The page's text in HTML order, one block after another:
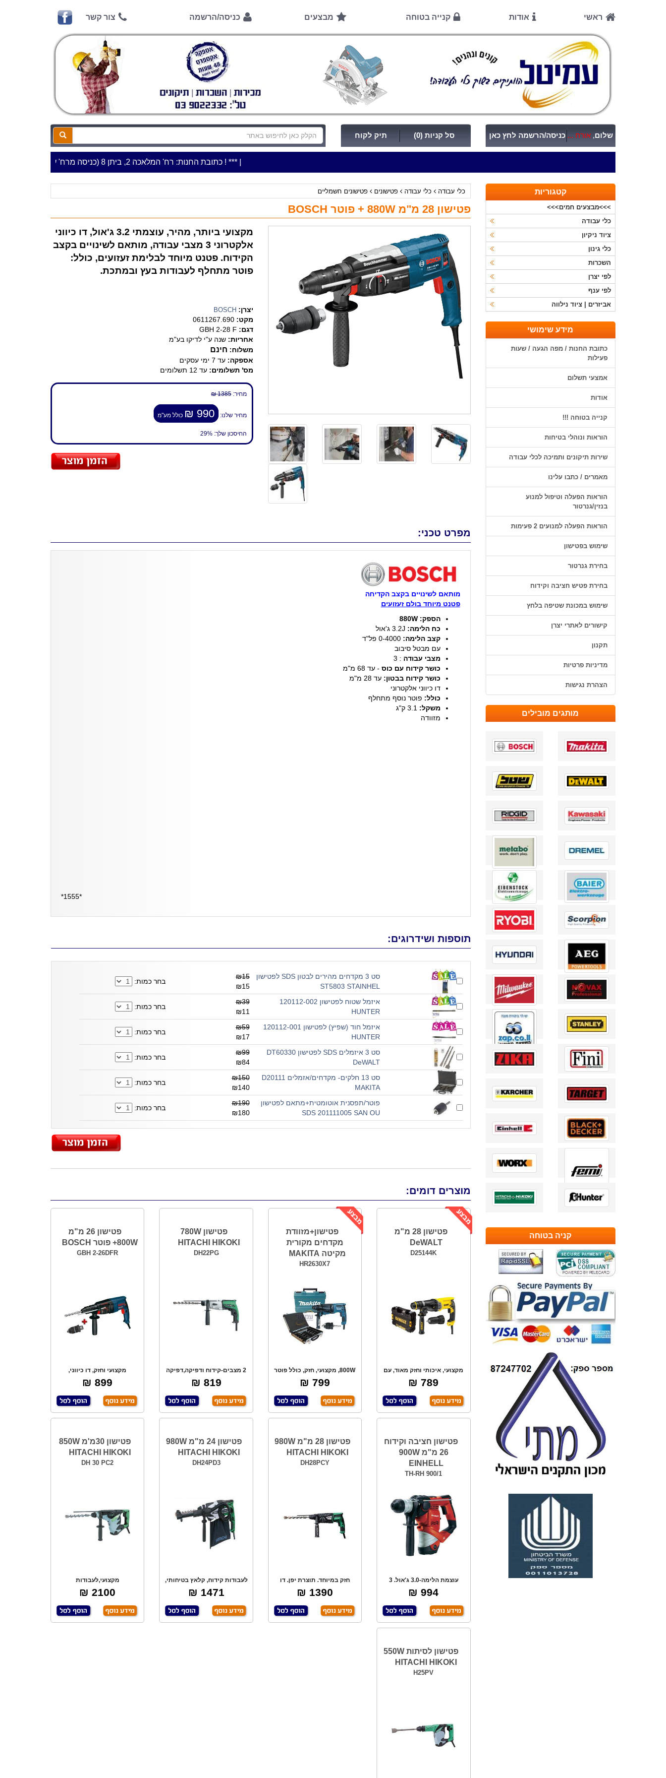
ראשי אודות קנייה בטוחה מבצעים כניסה/הרשמה צור קשר
סל קניות (0) תיק לקוח שלום, אורח ... כניסה/הרשמה לחץ כאן
***כתובת החנות: רח' המלאכה 2, ביתן 8 (כניסה מרח' עמל 5) א.ת.פארק אפק, ראש העין***
כלי עבודה כלי עבודה פטישונים פטישונים חשמליים
פטישון 28 מ"מ 880W + פוטר BOSCH
מקצועי ביותר, מהיר, עוצמתי 3.2 ג'אול, דו כיווני
אלקטרוני 3 מצבי עבודה, מותאם לשינויים בקצב
הקידוח. פטנט מיוחד לבלימת זעזועים, כולל:
פוטר מתחלף לעבודות בעץ ובמתכת.
יצרן:BOSCH
מקט:0611267.690
דגם: GBH 2-28 F
אחריות:שנה ע"י לדיקו בע"מ
משלוח: חינם
אספקה:עד 7 ימי עסקים
מס' תשלומים:עד 12 תשלומים
מחיר:1385 ₪
מחיר שלנו: 990 ₪ כולל מע"מ
החיסכון שלך:29%
מפרט טכני:
מותאם לשינויים בקצב הקדיחה
פטנט מיוחד בולם זעזועים
הספק: 880W
כח הלימה: 3.2J ג'אול
קצב הלימה: 0-4000 פל"ד
עם מבטל סיבוב
מצבי עבודה : 3
כושר קידוח עם כוס - עד 68 מ"מ
כושר קידוח בבטון: עד 28 מ"מ
דו כיווני אלקטרוני
כולל: פוטר נוסף מתחלף
משקל:
מזוודה
*1555*
תוספות ושידרוגים:
סט 3 מקדחים מהירים לבטון SDS לפטישון
ST5803 STAINHEL
₪15
₪15
בחר כמות:
איזמל שטוח לפטישון 120112-002
HUNTER
₪39
בחר כמות:
איזמל חוד (שפיץ) לפטישון 120112-001
HUNTER
₪59
בחר כמות:
סט 3 איזמלים SDS לפטישון DT60330
DeWALT
₪99
₪84
בחר כמות:
סט 13 חלקים- מקדחים/אזמלים D20111
MAKITA
₪150
₪140
בחר כמות:
פוטר/תפסנית אוטומטית+מתאם לפטישון
SDS 201111005 SAN OU
₪190
₪180
בחר כמות:
מוצרים דומים:
פטישון 28 מ"מ
DeWALT
D25144K
מקצועי, איכותי וחזק מאוד, עם
מבטל סיבוב,
789 ₪
פטישון+מזוודת
מקדחים מקורית
מקיטה MAKITA
HR2630X7
800W, מקצועי, חזק, כולל פוטר
נוסף מקורי
799 ₪
פטישון 780W
HITACHI HIKOKI
DH22PG
2 מצבים-קידוח ודפיקה,דפיקה
בלבד, מקצועי,
819 ₪
פטישון 26 מ"מ
800W+ פוטר BOSCH
GBH 2-26DFR
מקצועי וחזק, דו כיווני,
אלקטרוני, כולל ת
899 ₪
פטישון חציבה וקידוח
26 מ"מ 900W
EINHELL
TH-RH 900/1
עוצמת הלימה-3.0 ג'אול. 3
מצבי קידוח, במ
994 ₪
פטישון 28 מ"מ 980W
HITACHI HIKOKI
DH28PCY
חזק במיוחד. תוצרת יפן. דו
כיווני. אלקט
1390 ₪
פטישון 24 מ"מ 980W
HITACHI HIKOKI
DH24PD3
לעבודות קידוח, קלאץ בטיחותי,
אלקטרוני, 2
1471 ₪
פטישון 30מ'מ 850W
HITACHI HIKOKI
DH 30 PC2
מקצועי,לעבודות
מאומצות,קידוח וסיתות, עם
2100 ₪
פטישון לסיתות 550W
HITACHI HIKOKI
H25PV
קטגוריות
>>>מבצעים חמים>>>
כלי עבודה
ציוד ניקיון
כלי גינון
השכרות
לפי יצרן
לפי ענף
אביזרים | ציוד נילווה
מידע שימושי
כתובת החנות / מפה הגעה / שעות
פעילות
אמצעי תשלום
אודות
קנייה בטוחה !!!
הוראות ונוהלי בטיחות
שירות תיקונים ותמיכה לכלי עבודה
מאמרים / כתבו עלינו
הוראות הפעלה וטיפול למנוע
בנזין/גנרטור
הוראות הפעלה למנועים 2 פעימות
שימוש בפטישון
בחירת גנרטור
בחירת פטיש חציבה וקידוח
שימוש במכונת שטיפה בלחץ
קישורים לאתרי יצרן
תקנון
מדיניות פרטיות
הצהרת נגישות
מותגים מובילים
קניה בטוחה